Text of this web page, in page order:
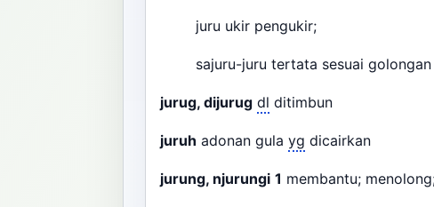
juru ukir pengukir;
sajuru-juru tertata sesuai
jurug, dijurug dl ditimbun
juruh adonan gula yg dicairkan
jurung, njurungi 1 membantu;